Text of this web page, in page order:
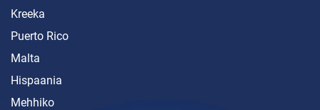
Kreeka
Puerto Rico
Malta
Hispaania
Mehhiko